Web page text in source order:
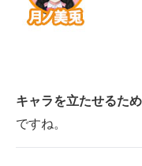
キャラを立たせるた
ですね。